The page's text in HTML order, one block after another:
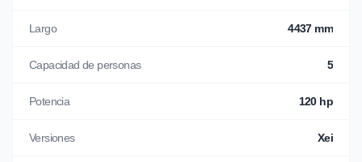
Largo 4437 mm
Capacidad de personas 5
Potencia 120 hp
Versiones Xei